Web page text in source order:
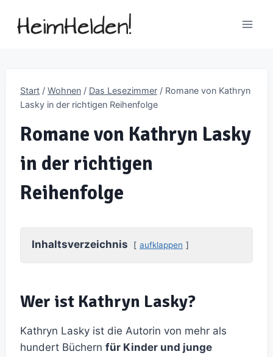
Inhalt
Start / Wohnen / Das Lesezimmer / Romane von Kathryn
Lasky in der richtigen Reihenfolge
Romane von Kathryn Lasky
in der richtigen
Reihenfolge
Inhaltsverzeichnis aufklappen
Wer ist Kathryn Lasky?
Kathryn Lasky ist die Autorin von mehr als
hundert Büchern für Kinder und junge